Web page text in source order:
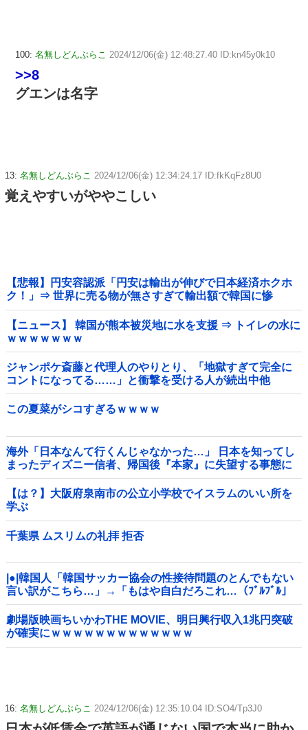
100: 名無しどんぶらこ 2024/12/06(金) 12:48:27.40 ID:kn45y0k10
>>8
グエンは名字
13: 名無しどんぶらこ 2024/12/06(金) 12:34:24.17 ID:fkKqFz8U0
覚えやすいがややこしい
【悲報】円安容認派「円安は輸出が伸びで日本経済ホクホ
ク！」⇒ 世界に売る物が無さすぎて輸出額で韓国に惨
敗・・・
【ニュース】 韓国が熊本被災地に水を支援 ⇒ トイレの水に
ｗｗｗｗｗｗｗ
ジャンポケ斎藤と代理人のやりとり、「地獄すぎて完全に
コントになってる……」と衝撃を受ける人が続出中他
この夏菜がシコすぎるｗｗｗｗ
海外「日本なんて行くんじゃなかった…」 日本を知ってし
まったディズニー信者、帰国後『本家』に失望する事態に
【は？】大阪府泉南市の公立小学校でイスラムのいい所を
学ぶ
千葉県 ムスリムの礼拝 拒否
|●|韓国人「韓国サッカー協会の性接待問題のとんでもない
言い訳がこちら…」→「もはや自白だろこれ…（ﾌﾞﾙﾌﾞﾙ」
＝韓国の反応
劇場版映画ちいかわTHE MOVIE、明日興行収入1兆円突破
が確実にｗｗｗｗｗｗｗｗｗｗｗｗｗ
16: 名無しどんぶらこ 2024/12/06(金) 12:35:10.04 ID:SO4/Tp3J0